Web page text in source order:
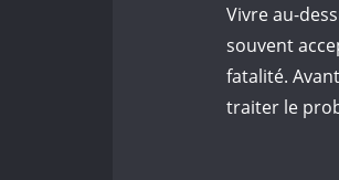
Vivre au-
souvent
fatalité.
traiter le